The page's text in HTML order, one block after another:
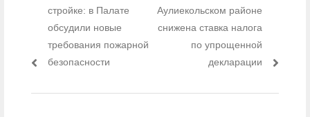
стройке: в Палате
обсудили новые
требования пожарной
безопасности
Аулиекольском районе
снижена ставка налога
по упрощенной
декларации